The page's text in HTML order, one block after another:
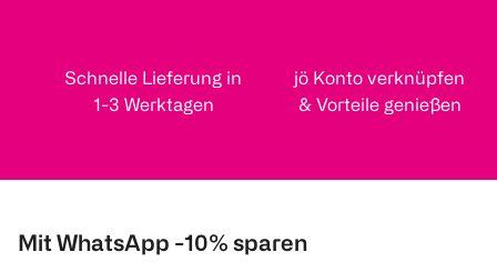
Schnelle Lieferung in
1-3 Werktagen
jö Konto verknüpfen
& Vorteile genießen
Mit WhatsApp -10% sparen